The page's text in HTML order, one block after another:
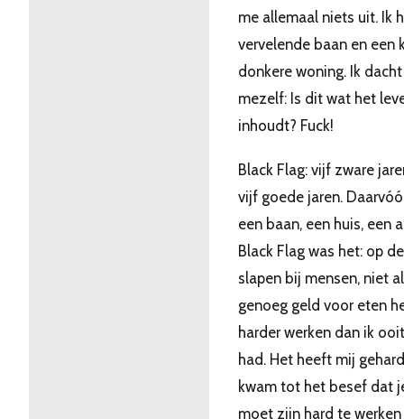
me allemaal niets uit. Ik
vervelende baan en een
donkere woning. Ik
mezelf: Is dit wat het
inhoudt? Fuck!
Black Flag: vijf zware
vijf goede jaren.
een baan, een huis, een
Black Flag was het: op
slapen bij mensen, niet
genoeg geld voor eten
harder werken dan ik
had. Het heeft mij
kwam tot het besef dat
moet zijn hard te